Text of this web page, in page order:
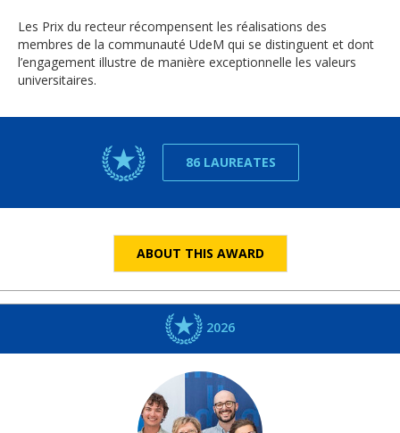
Les Prix du recteur récompensent les réalisations des
membres de la communauté UdeM qui se distinguent et dont
l’engagement illustre de manière exceptionnelle les valeurs
universitaires.
86 LAUREATES
ABOUT THIS AWARD
2026